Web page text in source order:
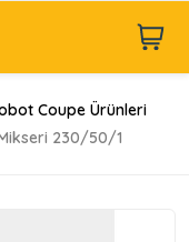
Coupe Ürünleri
230/50/1